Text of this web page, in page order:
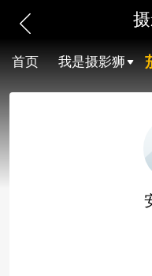
首页 我是摄影狮